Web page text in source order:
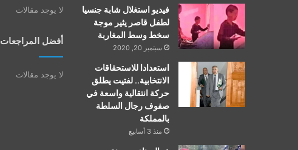
فيديو استغلال شابة جنسيا
لطفل قاصر يثير موجة
سخط وسط المغاربة
سبتمبر 20, 2020
استعدادا للاستحقاقات
الانتخابية.. لفتيت يطلق
حركة انتقالية واسعة في
صفوف رجال السلطة
بالمملكة
منذ 3 أسابيع
لا يوجد مقالات
أفضل المراجعات
لا يوجد مقالات